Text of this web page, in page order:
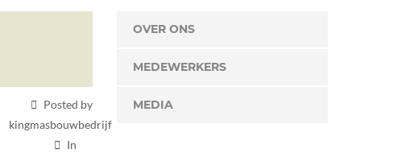
Posted by
kingmasbouwbedrijf
In
OVER ONS
MEDEWERKERS
MEDIA